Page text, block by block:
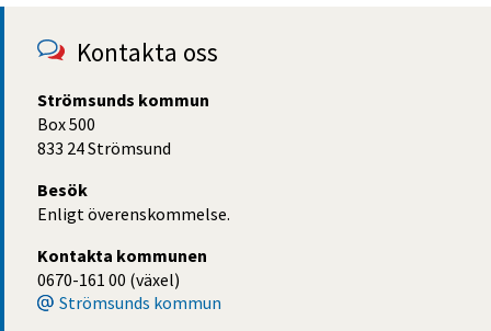
Kontakta oss
Strömsunds kommun
Box 500
833 24 Strömsund
Besök
Enligt överenskommelse.
Kontakta kommunen
0670-161 00 (växel)
Strömsunds kommun